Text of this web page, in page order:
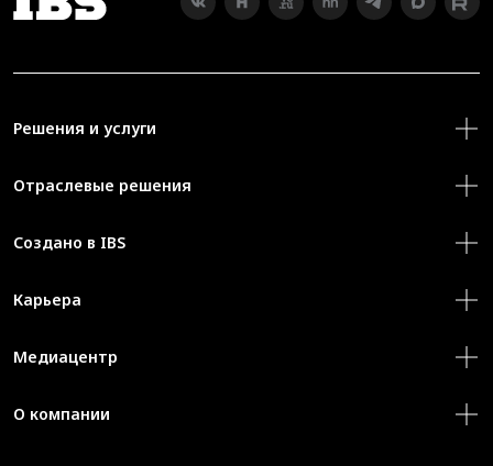
Решения и услуги
Отраслевые решения
Создано в IBS
Карьера
Медиацентр
О компании